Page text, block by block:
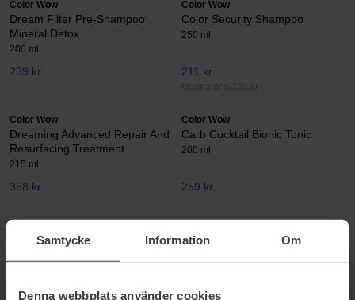
Samtycke Information Om
Denna webbplats använder cookies
Color Wow
Dream Filter Pre-Shampoo
Mineral Detox
200 ml
239 kr
Color Wow
Color Security Shampoo
250 ml
211 kr
Normalpris 239 kr
Color Wow
Dreaming Advanced Repair And
Resurfacing Treatment
215 ml
358 kr
Color Wow
Carb Cocktail Bionic Tonic
200 ml
259 kr
Color Wow
Coco Motion - Lubricating
Conditioner
Color Wow
200 ml